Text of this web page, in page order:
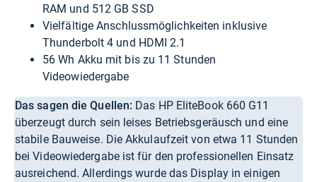
RAM und 512 GB SSD
Vielfältige Anschlussmöglichkeiten inklusive
Thunderbolt 4 und HDMI 2.1
56 Wh Akku mit bis zu 11 Stunden
Videowiedergabe
Das sagen die Quellen: Das HP EliteBook 660 G11
überzeugt durch sein leises Betriebsgeräusch und eine
stabile Bauweise. Die Akkulaufzeit von etwa 11 Stunden
bei Videowiedergabe ist für den professionellen Einsatz
ausreichend. Allerdings wurde das Display in einigen